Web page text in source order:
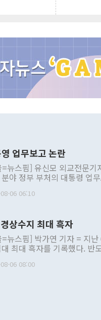
업무보고 논란
뉴스핌] 유신모 외교전문기
야 정부 부처의 대통령 업
에는 정부 내 조율을 거치
희망에 근거한 비현실적 구
북 정책 관련 발언이 물의
장관이 공개적으로 부정
리한 대북 접근법과 월권을
06 06:10
상수지 최대 흑자
뉴스핌] 박가연 기자 = 지
최대 흑자를 기록했다. 반
발표한 '2026년 6월 국제수지(잠정)'에 따르
06 08:00